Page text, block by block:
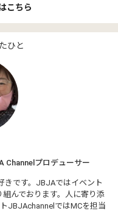
こちら
ひと
Channelプロデューサー
きです。JBJAではイベント
んでおります。人に寄り添
JBJAchannelではMCを担当